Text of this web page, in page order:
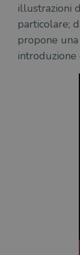
illustrazioni
particolare;
propone
introduzione